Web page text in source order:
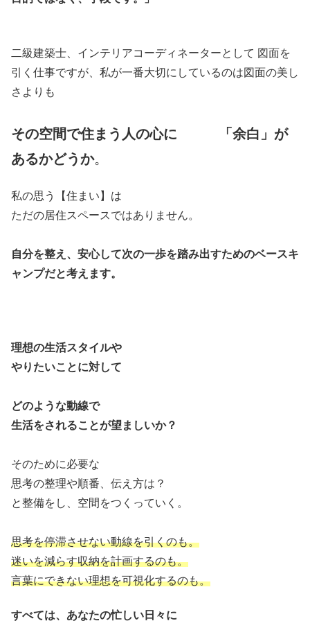
二級建築士、インテリアコーディネーターとして 図面を
引く仕事ですが、私が一番大切にしているのは図面の美し
さよりも
その空間で住まう人の心に 「余白」が
あるかどうか。
私の思う【住まい】は
ただの居住スペースではありません。
自分を整え、安心して次の一歩を踏み出すためのベースキ
ャンプだと考えます。
理想の生活スタイルや
やりたいことに対して
どのような動線で
生活をされることが望ましいか？
そのために必要な
思考の整理や順番、伝え方は？
と整備をし、空間をつくっていく。
思考を停滞させない動線を引くのも。
迷いを減らす収納を計画するのも。
言葉にできない理想を可視化するのも。
すべては、あなたの忙しい日々に